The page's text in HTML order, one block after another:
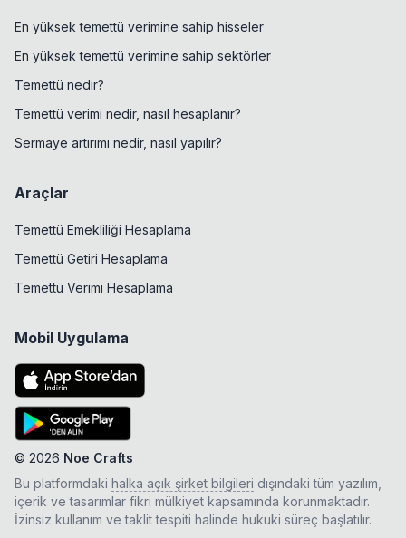
En yüksek temettü verimine sahip hisseler
En yüksek temettü verimine sahip sektörler
Temettü nedir?
Temettü verimi nedir, nasıl hesaplanır?
Sermaye artırımı nedir, nasıl yapılır?
Araçlar
Temettü Emekliliği Hesaplama
Temettü Getiri Hesaplama
Temettü Verimi Hesaplama
Mobil Uygulama
© 2026 Noe Crafts
Bu platformdaki halka açık şirket bilgileri dışındaki tüm yazılım,
içerik ve tasarımlar fikri mülkiyet kapsamında korunmaktadır.
İzinsiz kullanım ve taklit tespiti halinde hukuki süreç başlatılır.